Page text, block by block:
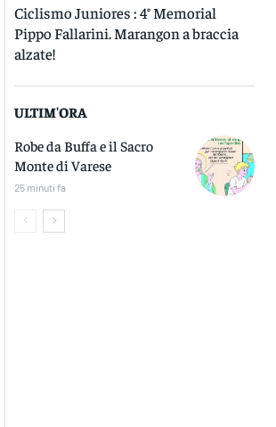
Ciclismo Juniores : 4° Memorial
Pippo Fallarini. Marangon a braccia
alzate!
ULTIM'ORA
Robe da Buffa e il Sacro
Monte di Varese
25 minuti fa